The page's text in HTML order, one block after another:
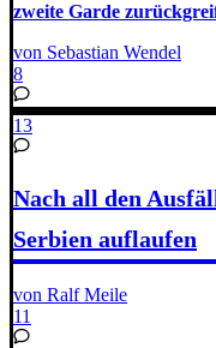
zweite Garde
von Sebastian Wendel
8
13
Nach all den
Serbien auflaufen
von Ralf Meile
11